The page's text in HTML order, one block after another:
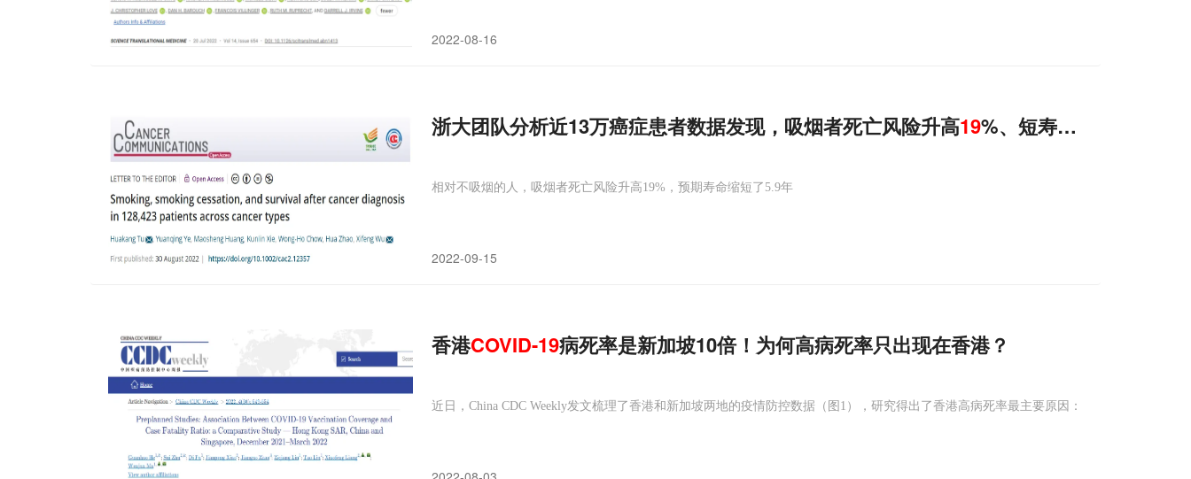
2022-08-16
浙大团队分析近13万癌症患者数据发现，吸烟者死亡风险升高19%、短寿5.9年
相对不吸烟的人，吸烟者死亡风险升高19%，预期寿命缩短了5.9年
2022-09-15
香港COVID-19病死率是新加坡10倍！为何高病死率只出现在香港？
近日，China CDC Weekly发文梳理了香港和新加坡两地的疫情防控数据（图1），研究得出了香港高病死率最主要原因：